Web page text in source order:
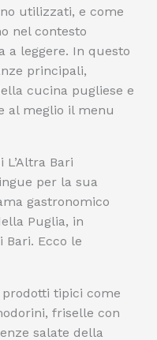
utilizzati, e come
nel contesto
a leggere. In questo
principali,
cucina pugliese e
al meglio il menu
Bari
per la sua
gastronomico
Puglia, in
Ecco le
tipici come
friselle con
salate della